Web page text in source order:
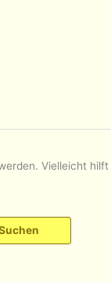
Vielleicht hilft